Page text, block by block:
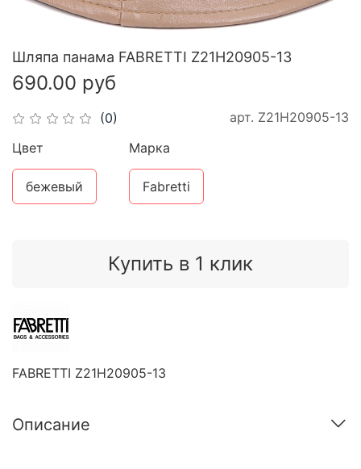
(0) арт. Z21H20905-13
Шляпа панама FABRETTI Z21H20905-13
690.00 руб
Купить в 1 клик
Цвет
бежевый
Марка
Fabretti
FABRETTI Z21H20905-13
Описание